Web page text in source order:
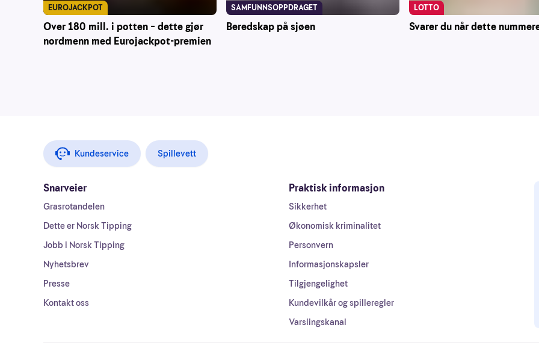
Over 180 mill. i potten – dette gjør
nordmenn med Eurojackpot-premien
EUROJACKPOT
Beredskap på sjøen
SAMFUNNSOPPDRAGET
Svarer du når dette
LOTTO
Kundeservice Spillevett
Snarveier
Grasrotandelen
Dette er Norsk Tipping
Jobb i Norsk Tipping
Nyhetsbrev
Presse
Kontakt oss
Praktisk informasjon
Sikkerhet
Økonomisk kriminalitet
Personvern
Informasjonskapsler
Tilgjengelighet
Kundevilkår og spilleregler
Varslingskanal